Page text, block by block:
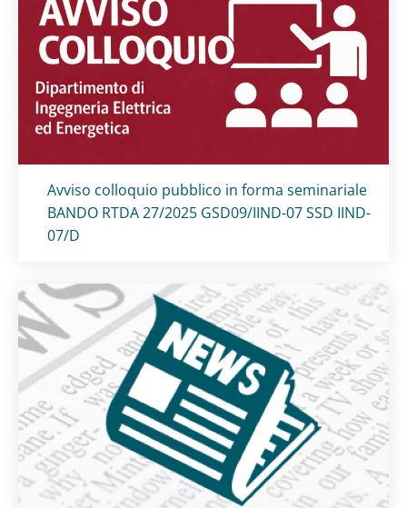
Titolo card:
Avviso colloquio pubblico in forma seminariale
BANDO RTDA 27/2025 GSD09/IIND-07 SSD IIND-
07/D